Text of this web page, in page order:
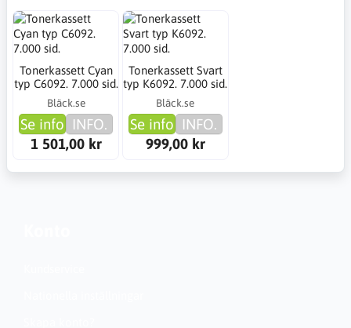
Tonerkassett Cyan
typ C6092. 7.000 sid.
Bläck.se
Se info INFO.
1 501,00 kr
Tonerkassett Svart
typ K6092. 7.000 sid.
Bläck.se
Se info INFO.
999,00 kr